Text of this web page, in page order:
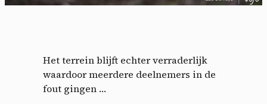
Het terrein blijft echter verraderlijk
waardoor meerdere deelnemers in de
fout gingen …